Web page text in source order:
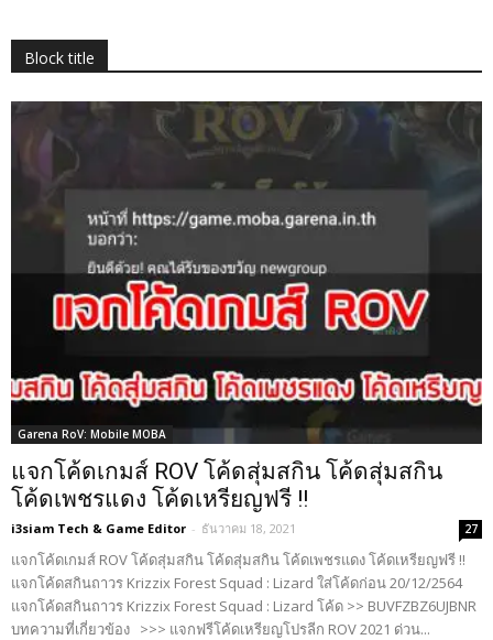
Block title
Garena RoV: Mobile MOBA
แจกโค้ดเกมส์ ROV โค้ดสุ่มสกิน โค้ดสุ่มสกิน
โค้ดเพชรแดง โค้ดเหรียญฟรี !!
i3siam Tech & Game Editor - ธันวาคม 18, 2021 27
แจกโค้ดเกมส์ ROV โค้ดสุ่มสกิน โค้ดสุ่มสกิน โค้ดเพชรแดง โค้ดเหรียญฟรี !!
แจกโค้ดสกินถาวร Krizzix Forest Squad : Lizard ใส่โค้ดก่อน 20/12/2564
แจกโค้ดสกินถาวร Krizzix Forest Squad : Lizard โค้ด >> BUVFZBZ6UJBNR
บทความที่เกี่ยวข้อง >>> แจกฟรีโค้ดเหรียญโปรลีก ROV 2021 ด่วน...